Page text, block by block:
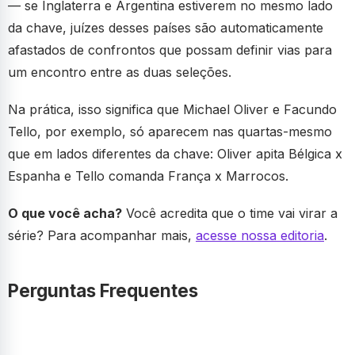
— se Inglaterra e Argentina estiverem no mesmo lado
da chave, juízes desses países são automaticamente
afastados de confrontos que possam definir vias para
um encontro entre as duas seleções.
Na prática, isso significa que Michael Oliver e Facundo
Tello, por exemplo, só aparecem nas quartas-mesmo
que em lados diferentes da chave: Oliver apita Bélgica x
Espanha e Tello comanda França x Marrocos.
O que você acha? Você acredita que o time vai virar a
série? Para acompanhar mais, acesse nossa editoria.
Perguntas Frequentes